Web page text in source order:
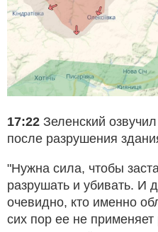
17:22 Зеленский
после разрушения
"Нужна сила, чтобы
разрушать и убивать. И
очевидно, кто именно
сих пор ее не